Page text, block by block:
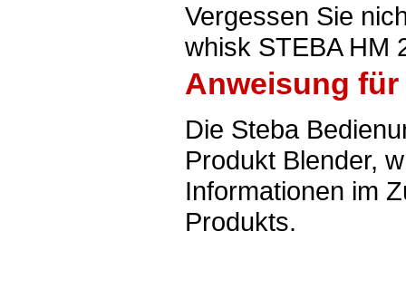
Vergessen Sie
whisk STEBA HM
Anweisung für
Die Steba
Produkt Blender,
Informationen im
Produkts.